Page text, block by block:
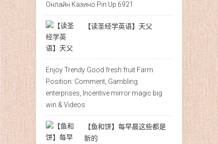
Онлайн Казино Pin Up.6921
【读圣经学英语】天父
Enjoy Trendy Good fresh fruit Farm
Position: Comment, Gambling
enterprises, Incentive mirror magic big
win & Videos
【鱼和饼】每早晨这些都是
新的